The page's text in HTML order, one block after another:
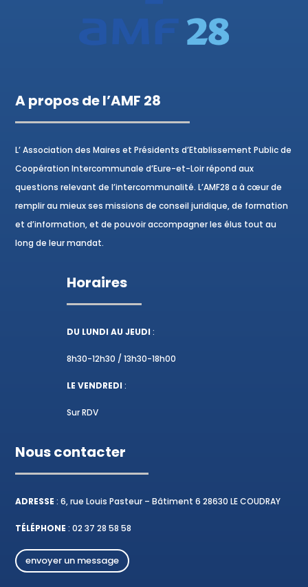
A propos de l’AMF 28
L’ Association des Maires et Présidents d’Etablissement Public de
Coopération Intercommunale d’Eure-et-Loir répond aux
questions relevant de l’intercommunalité. L’AMF28 a à cœur de
remplir au mieux ses missions de conseil juridique, de formation
et d’information, et de pouvoir accompagner les élus tout au
long de leur mandat.
Horaires
DU LUNDI AU JEUDI:
8h30-12h30 / 13h30-18h00
LE VENDREDI:
Sur RDV
Nous contacter
ADRESSE: 6, rue Louis Pasteur – Bâtiment 6 28630 LE COUDRAY
TÉLÉPHONE :02 37 28 58 58
envoyer un message